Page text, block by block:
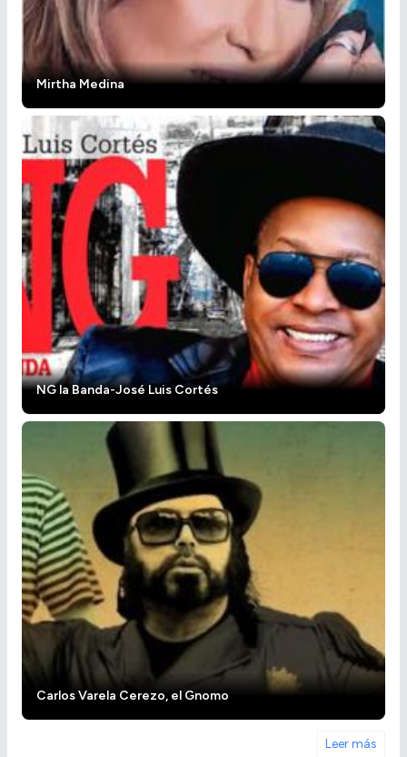
Mirtha Medina
NG la Banda-José Luis Cortés
Carlos Varela Cerezo, el Gnomo
Leer más